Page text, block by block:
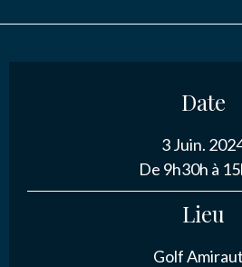
Date
3 Juin.
De 9h30h à
Lieu
Golf
J’autorise l'association ASS
ETRETAT à enregistrer mes